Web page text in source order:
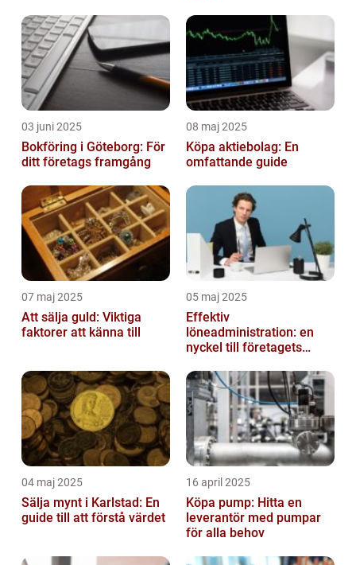
03 juni 2025
Bokföring i Göteborg: För
ditt företags framgång
08 maj 2025
Köpa aktiebolag: En
omfattande guide
07 maj 2025
Att sälja guld: Viktiga
faktorer att känna till
05 maj 2025
Effektiv
löneadministration: en
nyckel till företagets
04 maj 2025
Sälja mynt i Karlstad: En
guide till att förstå värdet
16 april 2025
Köpa pump: Hitta en
leverantör med pumpar
för alla behov